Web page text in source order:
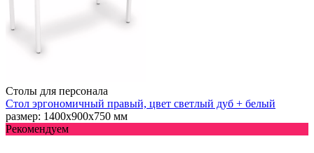
Столы для персонала
Стол эргономичный правый, цвет светлый дуб + белый
размер: 1400х900х750 мм
Рекомендуем